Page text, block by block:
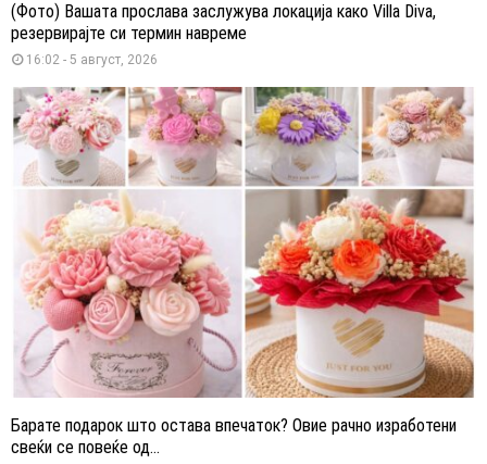
(Фото) Вашата прослава заслужува локација како Villa Diva,
резервирајте си термин навреме
16:02 - 5 август, 2026
Барате подарок што остава впечаток? Овие рачно изработени
свеќи се повеќе од...